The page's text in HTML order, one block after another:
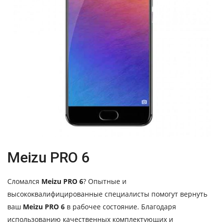
Meizu PRO 6
Сломался Meizu PRO 6? Опытные и
высококвалифицированные специалисты помогут вернуть
ваш Meizu PRO 6 в рабочее состояние. Благодаря
использованию качественных комплектующих и